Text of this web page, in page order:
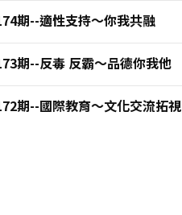
期--適性支持～你我共融
期--反毒 反霸～品德你我他
期--國際教育～文化交流拓視